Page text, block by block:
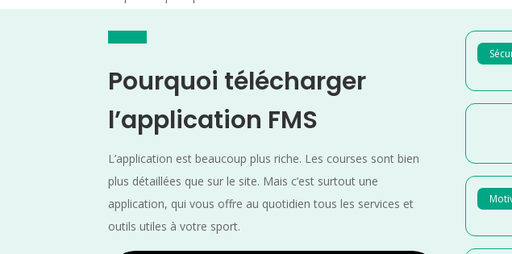
Pourquoi télécharger
l’application FMS
L’application est beaucoup plus riche. Les courses sont bien
plus détaillées que sur le site. Mais c’est surtout une
application, qui vous offre au quotidien tous les services et
outils utiles à votre sport.